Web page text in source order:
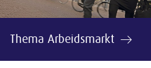
Thema Arbeidsmarkt